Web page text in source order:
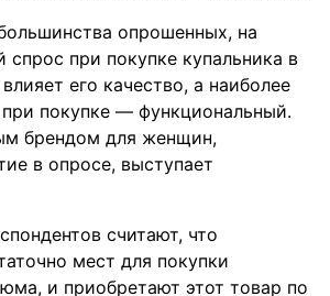
опрошенных, на
спрос при покупке купальника в
его качество, а наиболее
покупке — функциональный.
брендом для женщин,
в опросе, выступает
считают, что
мест для покупки
и приобретают этот товар по